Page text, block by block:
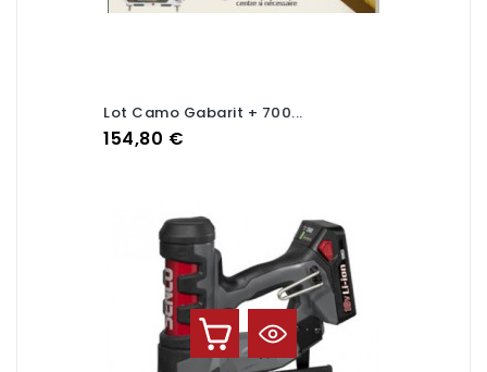
Lot Camo Gabarit + 700...
Prix
154,80 €